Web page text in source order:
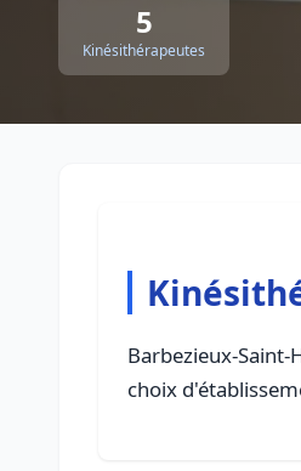
5
Kinésithérapeutes
Barbezieux-
choix